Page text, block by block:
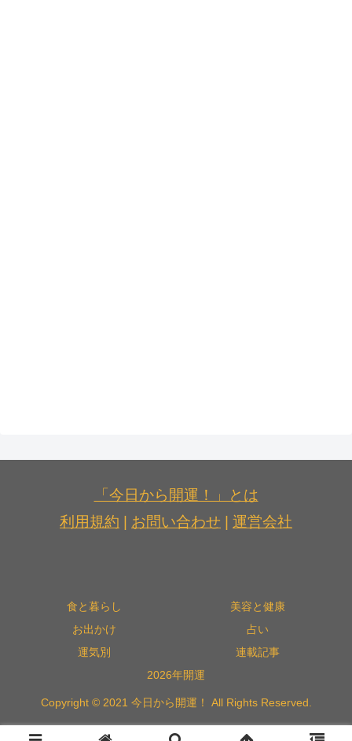
「今日から開運！」とは
利用規約
お問い合わせ 運営会社
食と暮らし
美容と健康
お出かけ
占い
運気別
連載記事
2026年開運
Copyright © 2021 今日から開運！ All Rights Reserved.